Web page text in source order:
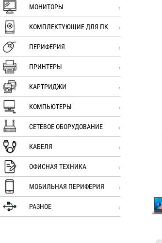
МОНИТОРЫ
КОМПЛЕКТУЮЩИЕ ДЛЯ ПК
ПЕРИФЕРИЯ
ПРИНТЕРЫ
КАРТРИДЖИ
КОМПЬЮТЕРЫ
СЕТЕВОЕ ОБОРУДОВАНИЕ
КАБЕЛЯ
ОФИСНАЯ ТЕХНИКА
МОБИЛЬНАЯ ПЕРИФЕРИЯ
РАЗНОЕ